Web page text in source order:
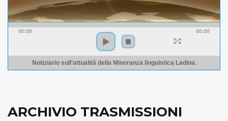
00:00 00:00
Notiziario sull'attualità della Minoranza linguistica Ladina.
ARCHIVIO TRASMISSIONI